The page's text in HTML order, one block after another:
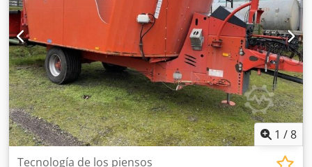
1 /8
Tecnología de los piensos